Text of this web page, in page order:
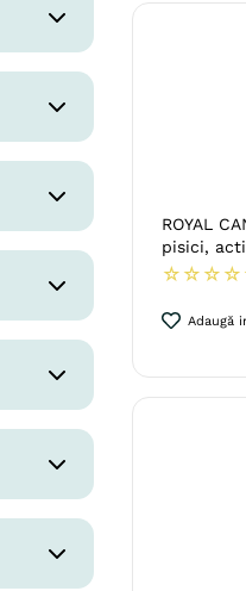
ROYAL
pisici,
☆ ☆ ☆ ☆
Adaugă